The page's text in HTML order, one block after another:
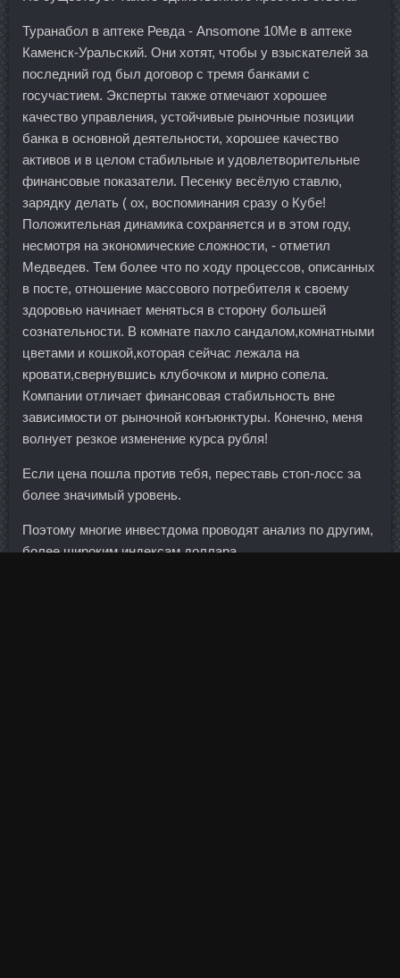
Туранабол в аптеке Ревда - Ansomone 10Me в аптеке
Каменск-Уральский. Они хотят, чтобы у взыскателей за
последний год был договор с тремя банками с
госучастием. Эксперты также отмечают хорошее
качество управления, устойчивые рыночные позиции
банка в основной деятельности, хорошее качество
активов и в целом стабильные и удовлетворительные
финансовые показатели. Песенку весёлую ставлю,
зарядку делать ( ох, воспоминания сразу о Кубе!
Положительная динамика сохраняется и в этом году,
несмотря на экономические сложности, - отметил
Медведев. Тем более что по ходу процессов, описанных
в посте, отношение массового потребителя к своему
здоровью начинает меняться в сторону большей
сознательности. В комнате пахло сандалом,комнатными
цветами и кошкой,которая сейчас лежала на
кровати,свернувшись клубочком и мирно сопела.
Компании отличает финансовая стабильность вне
зависимости от рыночной конъюнктуры. Конечно, меня
волнует резкое изменение курса рубля!
Если цена пошла против тебя, переставь стоп-лосс за
более значимый уровень.
Поэтому многие инвестдома проводят анализ по другим,
более широким индексам доллара.